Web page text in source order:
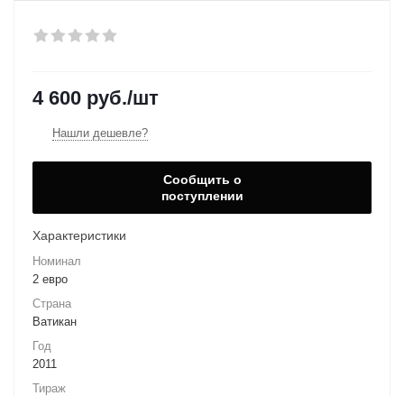
4 600 руб./шт
Нашли дешевле?
Сообщить о
поступлении
Характеристики
Номинал
2 евро
Страна
Ватикан
Год
2011
Тираж